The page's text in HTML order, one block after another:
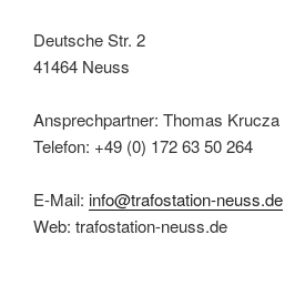
Deutsche Str. 2
41464 Neuss
Ansprechpartner: Thomas Krucza
Telefon: +49 (0) 172 63 50 264
E-Mail: info@trafostation-neuss.de
Web: trafostation-neuss.de